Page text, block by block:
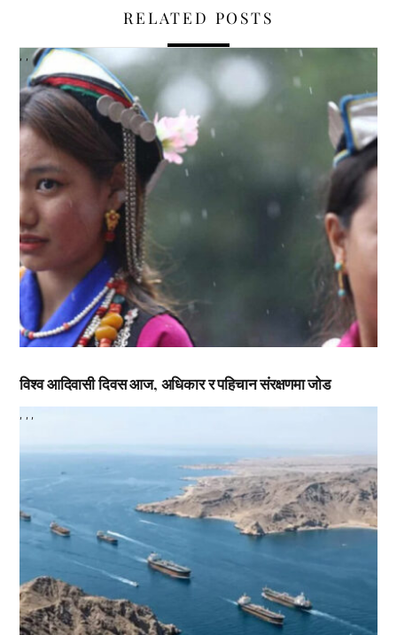
RELATED POSTS
, ,
विश्व आदिवासी दिवस आज, अधिकार र पहिचान संरक्षणमा जोड